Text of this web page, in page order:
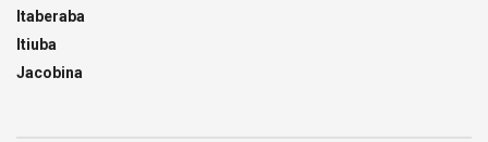
Itaberaba
Itiuba
Jacobina